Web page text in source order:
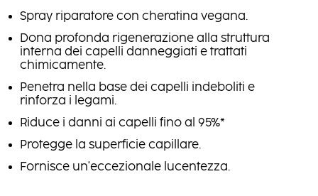
Spray riparatore con cheratina vegana.
Dona profonda rigenerazione alla struttura
interna dei capelli danneggiati e trattati
chimicamente.
Penetra nella base dei capelli indeboliti e
rinforza i legami.
Riduce i danni ai capelli fino al 95%*
Protegge la superficie capillare.
Fornisce un'eccezionale lucentezza.